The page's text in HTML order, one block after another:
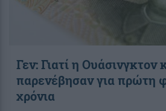
Γεν: Γιατί η Ουάσινγκτον
παρενέβησαν για πρώτη
χρόνια